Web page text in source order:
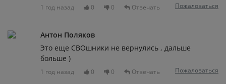
1 год назад 0 0 Отвечать Пожаловаться
Антон Поляков
Это еще СВОшники не вернулись , дальше
больше )
1 год назад 0 0 Отвечать Пожаловаться